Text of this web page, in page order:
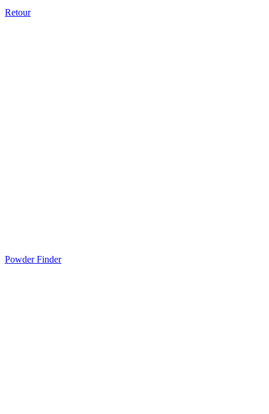
Retour
Powder Finder